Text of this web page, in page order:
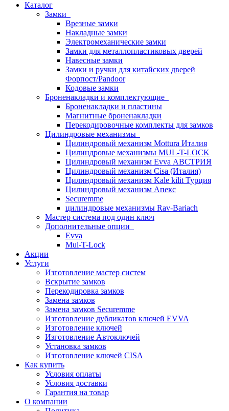
Каталог
Замки
Врезные замки
Накладные замки
Электромеханические замки
Замки для металлопластиковых дверей
Навесные замки
Замки и ручки для китайских дверей
Форпост/Раndoor
Кодовые замки
Броненакладки и комплектующие
Броненакладки и пластины
Магнитные броненакладки
Перекодировочные комплекты для замков
Цилиндровые механизмы
Цилиндровый механизм Mottura Италия
Цилиндровые механизмы MUL-T-LOCK
Цилиндровый механизм Evva АВСТРИЯ
Цилиндровый механизм Cisa (Италия)
Цилиндровый механизм Kale kilit Турция
Цилиндровый механизм Апекс
Securemme
цилиндровые механизмы Rav-Bariach
Мастер система под один ключ
Дополнительные опции
Evva
Mul-T-Lock
Акции
Услуги
Изготовление мастер систем
Вскрытие замков
Перекодировка замков
Замена замков
Замена замков Securemme
Изготовление дубликатов ключей EVVA
Изготовление ключей
Изготовление Автоключей
Установка замков
Изготовление ключей CISA
Как купить
Условия оплаты
Условия доставки
Гарантия на товар
О компании